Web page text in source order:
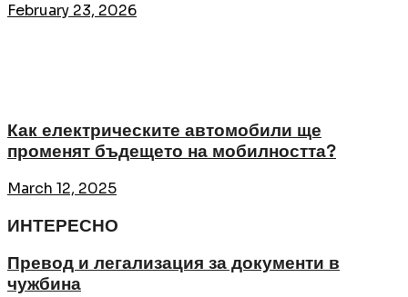
February 23, 2026
Как електрическите автомобили ще
променят бъдещето на мобилността?
March 12, 2025
ИНТЕРЕСНО
Превод и легализация за документи в
чужбина